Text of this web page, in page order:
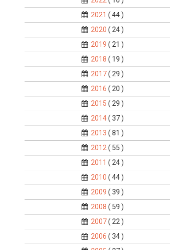
2021 ( 44 )
2020 ( 24 )
2019 ( 21 )
2018 ( 19 )
2017 ( 29 )
2016 ( 20 )
2015 ( 29 )
2014 ( 37 )
2013 ( 81 )
2012 ( 55 )
2011 ( 24 )
2010 ( 44 )
2009 ( 39 )
2008 ( 59 )
2007 ( 22 )
2006 ( 34 )